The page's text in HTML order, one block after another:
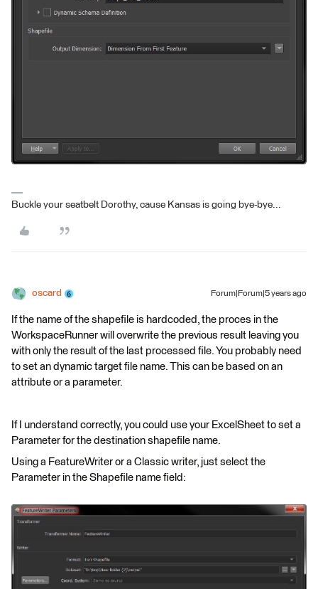
Buckle your seatbelt Dorothy, cause Kansas is going bye-bye...
oscard Forum|Forum|5 years ago
If the name of the shapefile is hardcoded, the proces in the
WorkspaceRunner will overwrite the previous result leaving you
with only the result of the last processed file. You probably need
to set an dynamic target file name. This can be based on an
attribute or a parameter.
If I understand correctly, you could use your ExcelSheet to set a
Parameter for the destination shapefile name.
Using a FeatureWriter or a Classic writer, just select the
Parameter in the Shapefile name field: